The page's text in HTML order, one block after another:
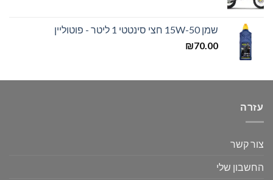
שמן 15W-50 חצי סינטטי 1 ליטר - פוטוליין
₪70.00
עזרה
צור קשר
החשבון שלי